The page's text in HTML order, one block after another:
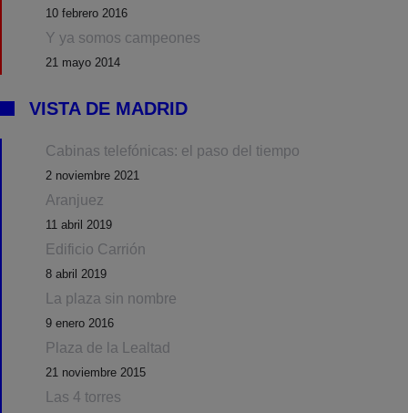
10 febrero 2016
Y ya somos campeones
21 mayo 2014
VISTA DE MADRID
Cabinas telefónicas: el paso del tiempo
2 noviembre 2021
Aranjuez
11 abril 2019
Edificio Carrión
8 abril 2019
La plaza sin nombre
9 enero 2016
Plaza de la Lealtad
21 noviembre 2015
Las 4 torres